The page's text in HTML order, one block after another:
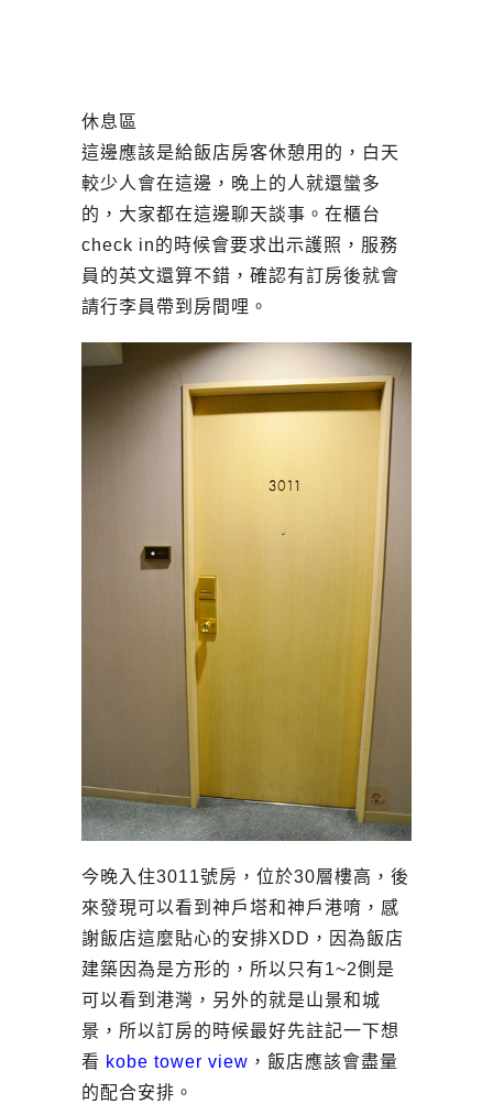
休息區
這邊應該是給飯店房客休憩用的，白天
較少人會在這邊，晚上的人就還蠻多
的，大家都在這邊聊天談事。在櫃台
check in的時候會要求出示護照，服務
員的英文還算不錯，確認有訂房後就會
請行李員帶到房間哩。
今晚入住3011號房，位於30層樓高，後
來發現可以看到神戶塔和神戶港唷，感
謝飯店這麼貼心的安排XDD，因為飯店
建築因為是方形的，所以只有1~2側是
可以看到港灣，另外的就是山景和城
景，所以訂房的時候最好先註記一下想
看 kobe tower view ，飯店應該會盡量
的配合安排。